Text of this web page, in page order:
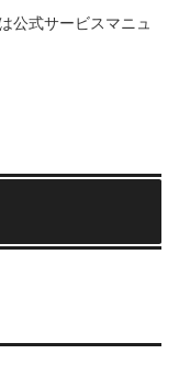
公式サービスマニュ